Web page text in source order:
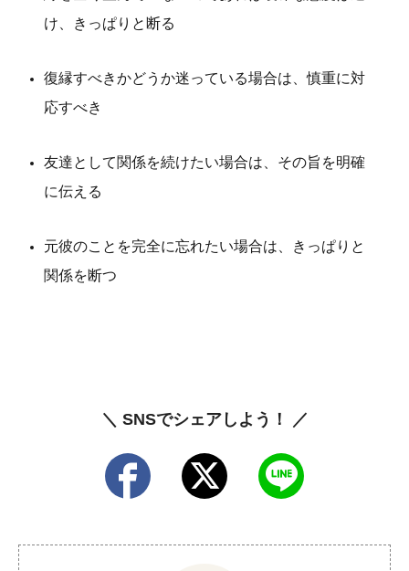
け、きっぱりと断る
復縁すべきかどうか迷っている場合は、慎重に対
応すべき
友達として関係を続けたい場合は、その旨を明確
に伝える
元彼のことを完全に忘れたい場合は、きっぱりと
関係を断つ
＼ SNSでシェアしよう！ ／